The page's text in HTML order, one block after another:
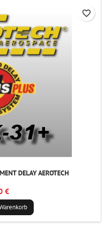
DELAY AEROTECH
€
favorite_border